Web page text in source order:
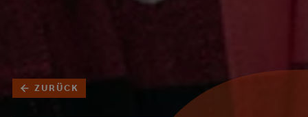
ZURÜCK